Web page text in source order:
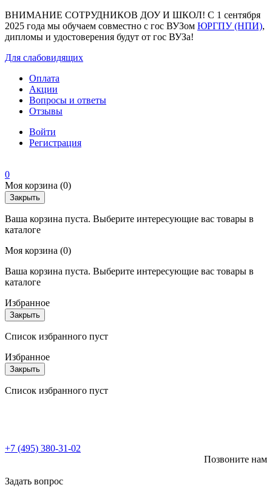
ВНИМАНИЕ СОТРУДНИКОВ ДОУ И ШКОЛ! С 1 сентября
2025 года мы обучаем совместно с гос ВУЗом ЮРГПУ (НПИ),
дипломы и удостоверения будут от гос ВУЗа!
Для слабовидящих
Оплата
Акции
Вопросы и ответы
Отзывы
Войти
Регистрация
0
Моя корзина (0)
Закрыть
Ваша корзина пуста. Выберите интересующие вас товары в
каталоге
Моя корзина (0)
Ваша корзина пуста. Выберите интересующие вас товары в
каталоге
Избранное
Закрыть
Список избранного пуст
Избранное
Закрыть
Список избранного пуст
+7 (495) 380-31-02
Позвоните нам
Задать вопрос